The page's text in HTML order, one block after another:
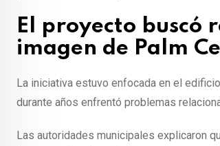
El proyecto buscó
imagen de Palm
La iniciativa estuvo enfocada en el
durante años enfrentó problemas
Las autoridades municipales explicaron